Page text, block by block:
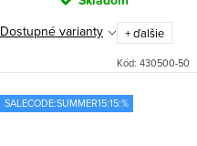
Dostupné varianty
+ ďalšie
Kód: 430500-50
SALECODE:SUMMER15:15:%